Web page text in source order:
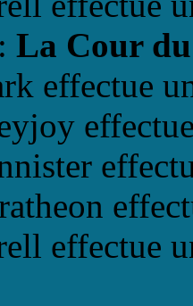
La Cour
effectue
effectue